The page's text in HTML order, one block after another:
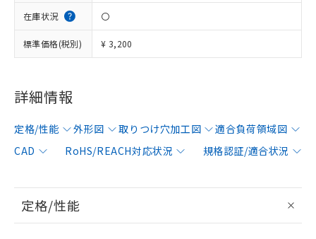
在庫状況 〇
標準価格(税別) ¥ 3,200
詳細情報
定格/性能 外形図 取りつけ穴加工図
適合負荷領域図
CAD
RoHS/REACH対応状況 規格認証/適合状況
定格/性能